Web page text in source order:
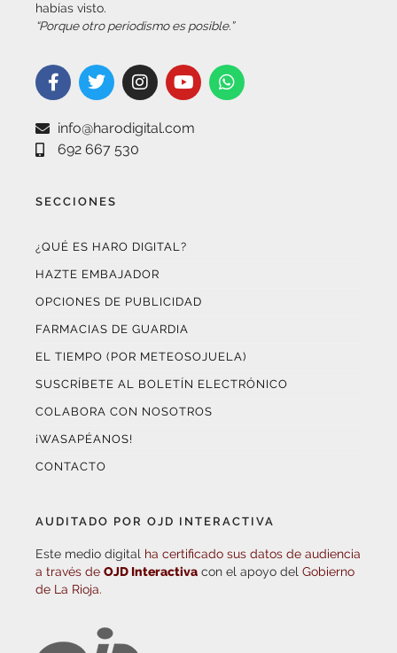
habías visto.
“Porque otro periodismo es posible.”
info@harodigital.com
692 667 530
SECCIONES
¿QUÉ ES HARO DIGITAL?
HAZTE EMBAJADOR
OPCIONES DE PUBLICIDAD
FARMACIAS DE GUARDIA
EL TIEMPO (POR METEOSOJUELA)
SUSCRÍBETE AL BOLETÍN ELECTRÓNICO
COLABORA CON NOSOTROS
¡WASAPÉANOS!
CONTACTO
AUDITADO POR OJD INTERACTIVA
Este medio digital ha certificado sus datos de audiencia
a través de OJD Interactiva con el apoyo del Gobierno
de La Rioja.